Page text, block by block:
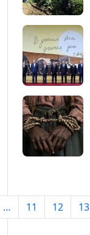
… 11 12 13